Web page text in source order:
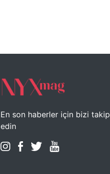
En son haberler için bizi takip
edin